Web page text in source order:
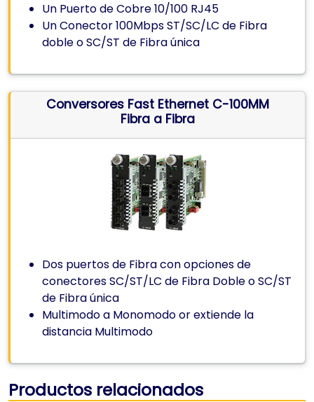
Un Puerto de Cobre 10/100 RJ45
Un Conector 100Mbps ST/SC/LC de Fibra
doble o SC/ST de Fibra única
Conversores Fast Ethernet C-100MM
Fibra a Fibra
Dos puertos de Fibra con opciones de
conectores SC/ST/LC de Fibra Doble o SC/ST
de Fibra única
Multimodo a Monomodo or extiende la
distancia Multimodo
Productos relacionados